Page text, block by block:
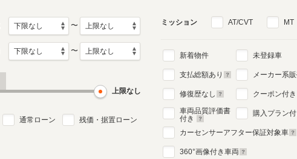
〜
〜
上限なし
通常ローン 残価・据置ローン
ミッション AT/CVT MT
新着物件
支払総額あり
修復歴なし
車両品質評価書
付き
未登録車
メーカー系
クーポン付き
購入プラン付
カーセンサーアフター保証対象車
360°画像付き車両